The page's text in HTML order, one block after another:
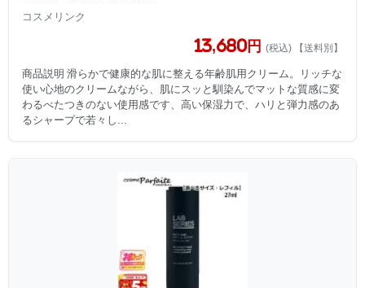
コスメリンク
13,680円 (税込) 【送料別】
商品説明 滑らかで健康的な肌に整える年齢肌用クリーム。リッチな
使い心地のクリームながら、肌にスッと馴染んでマットな質感に変
わるべたつきのない使用感です、高い保湿力で、ハリと弾力感のあ
るシャープで若々し...